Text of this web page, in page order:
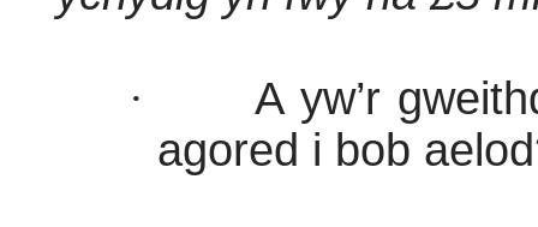
·
A yw’r
agored i bob